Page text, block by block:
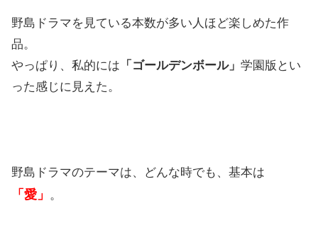
野島ドラマを見ている本数が多い人ほど楽しめた作
品。
やっぱり、私的には 「ゴールデンボール」 学園版とい
った感じに見えた。
野島ドラマのテーマは、どんな時でも、基本は
「愛」 。